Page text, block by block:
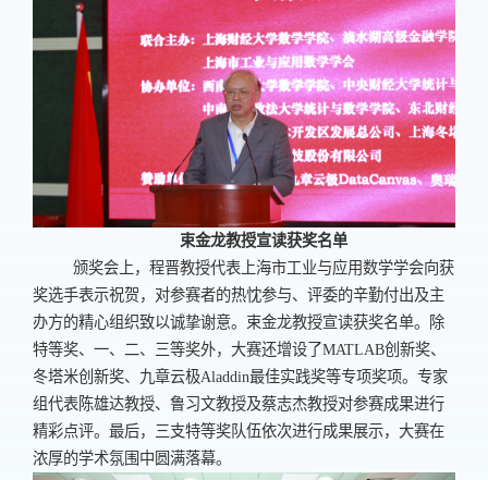
束金龙教授宣读获奖名单
颁奖会上，程晋教授代表上海市工业与应用数学学会向获
奖选手表示祝贺，对参赛者的热忱参与、评委的辛勤付出及主
办方的精心组织致以诚挚谢意。束金龙教授宣读获奖名单。除
特等奖、一、二、三等奖外，大赛还增设了MATLAB创新奖、
冬塔米创新奖、九章云极Aladdin最佳实践奖等专项奖项。专家
组代表陈雄达教授、鲁习文教授及蔡志杰教授对参赛成果进行
精彩点评。最后，三支特等奖队伍依次进行成果展示，大赛在
浓厚的学术氛围中圆满落幕。